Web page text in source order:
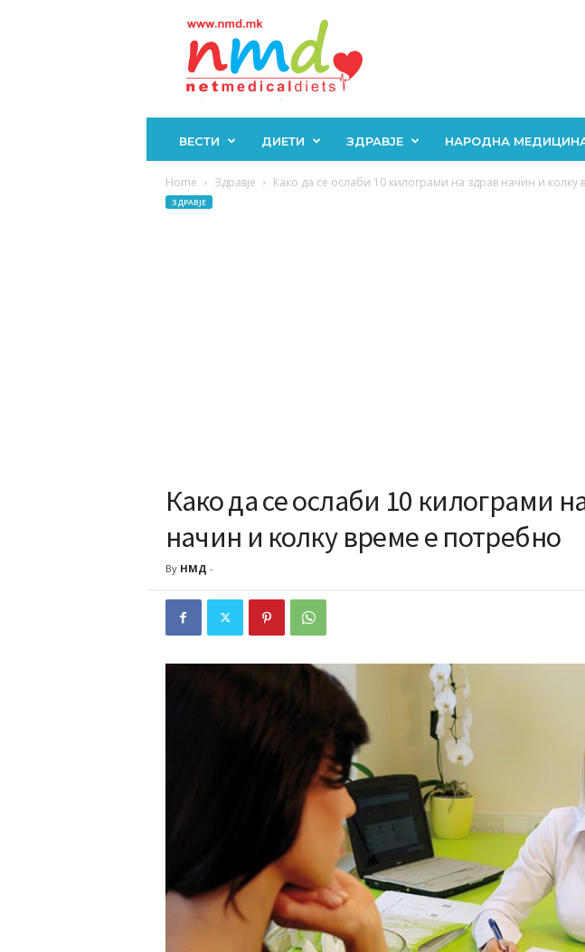
ВЕСТИ ДИЕТИ ЗДРАВЈЕ НАРОДНА
Home Здравје Како да се ослаби 10 килограми на здрав начин и колку
ЗДРАВЈЕ
Како да се ослаби 10 килограми
начин и колку време е потребно
By НМД -